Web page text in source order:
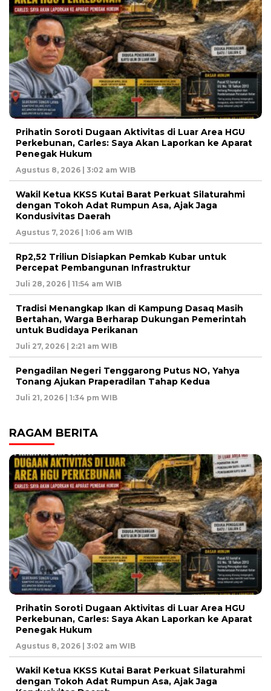
Prihatin Soroti Dugaan Aktivitas di Luar Area HGU
Perkebunan, Carles: Saya Akan Laporkan ke Aparat
Penegak Hukum
Agustus 8, 2026 | 3:02 am WIB
Wakil Ketua KKSS Kutai Barat Perkuat Silaturahmi
dengan Tokoh Adat Rumpun Asa, Ajak Jaga
Kondusivitas Daerah
Agustus 7, 2026 | 1:06 am WIB
Rp2,52 Triliun Disiapkan Pemkab Kubar untuk
Percepat Pembangunan Infrastruktur
Juli 28, 2026 | 11:54 am WIB
Tradisi Menangkap Ikan di Kampung Dasaq Masih
Bertahan, Warga Berharap Dukungan Pemerintah
untuk Budidaya Perikanan
Juli 27, 2026 | 2:21 am WIB
Pengadilan Negeri Tenggarong Putus NO, Yahya
Tonang Ajukan Praperadilan Tahap Kedua
Juli 21, 2026 | 1:34 pm WIB
RAGAM BERITA
Prihatin Soroti Dugaan Aktivitas di Luar Area HGU
Perkebunan, Carles: Saya Akan Laporkan ke Aparat
Penegak Hukum
Agustus 8, 2026 | 3:02 am WIB
Wakil Ketua KKSS Kutai Barat Perkuat Silaturahmi
dengan Tokoh Adat Rumpun Asa, Ajak Jaga